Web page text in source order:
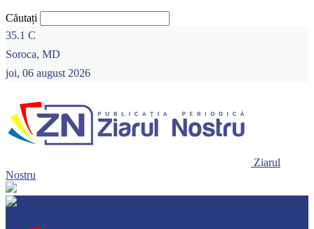
Căutați
35.1 C
Soroca, MD
joi, 06 august 2026
Ziarul
Nostru